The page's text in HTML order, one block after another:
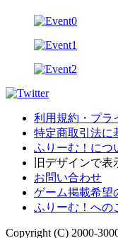
利用規約・プラ
特定商取引法に
ふりーむ！につ
旧デザインで表
お問い合わせ
ゲーム掲載希望
ふりーむ！への
Copyright (C) 2000-